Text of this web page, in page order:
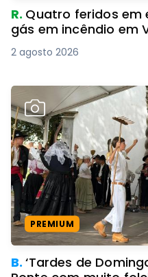
R. Quatro feridos em
gás em incêndio em
2 agosto 2026
PREMIUM
B.‘Tardes de